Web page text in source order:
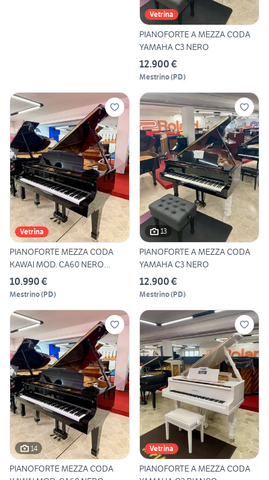
Vetrina
PIANOFORTE A MEZZA CODA
YAMAHA C3 NERO
12.900 €
Mestrino(PD)
Vetrina
PIANOFORTE MEZZA CODA
KAWAI MOD. CA60 NERO
LUCIDO
10.990 €
Mestrino(PD)
13
PIANOFORTE A MEZZA CODA
YAMAHA C3 NERO
12.900 €
Mestrino(PD)
14
PIANOFORTE MEZZA CODA
Vetrina
PIANOFORTE A MEZZA CODA